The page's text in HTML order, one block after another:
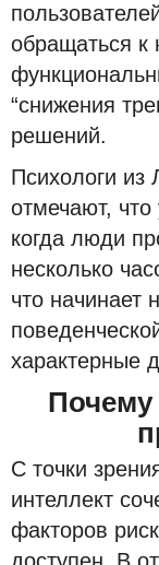
обращаться к
“снижения
решений.
Психологи из
отмечают,
когда люди
несколько
что начинает
характерные
С точки
интеллект
факторов